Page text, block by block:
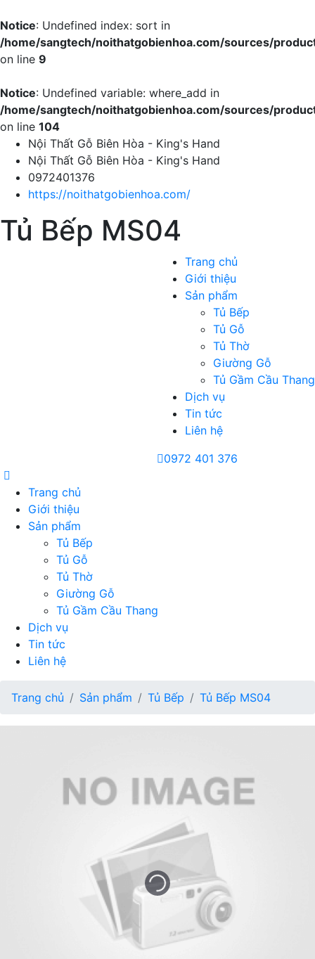
Notice: Undefined index: sort in
/home/sangtech/noithatgobienhoa.com/sources/
on line 9
Notice: Undefined variable: where_add in
/home/sangtech/noithatgobienhoa.com/sources/
on line 104
Nội Thất Gỗ Biên Hòa - King's Hand
Nội Thất Gỗ Biên Hòa - King's Hand
0972401376
https://noithatgobienhoa.com/
Tủ Bếp MS04
Trang chủ
Giới thiệu
Sản phẩm
Tủ Bếp
Tủ Gỗ
Tủ Thờ
Giường Gỗ
Tủ Gầm Cầu Thang
Dịch vụ
Tin tức
Liên hệ
0972 401 376
Trang chủ
Giới thiệu
Sản phẩm
Tủ Bếp
Tủ Gỗ
Tủ Thờ
Giường Gỗ
Tủ Gầm Cầu Thang
Dịch vụ
Tin tức
Liên hệ
Trang chủ Sản phẩm Tủ Bếp Tủ Bếp MS04